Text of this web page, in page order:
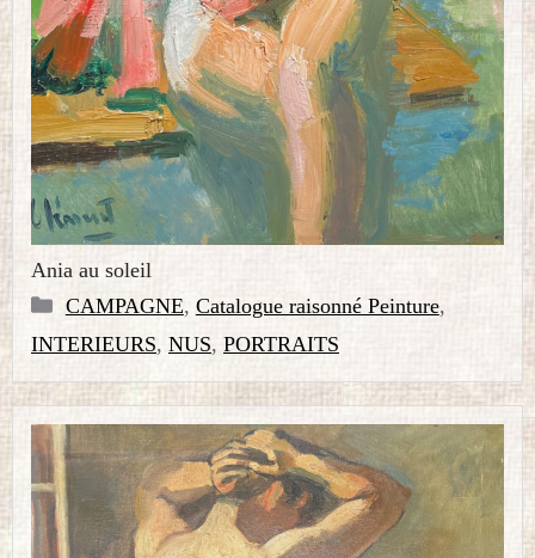
Ania au soleil
Catégories
CAMPAGNE, Catalogue raisonné Peinture,
INTERIEURS, NUS, PORTRAITS